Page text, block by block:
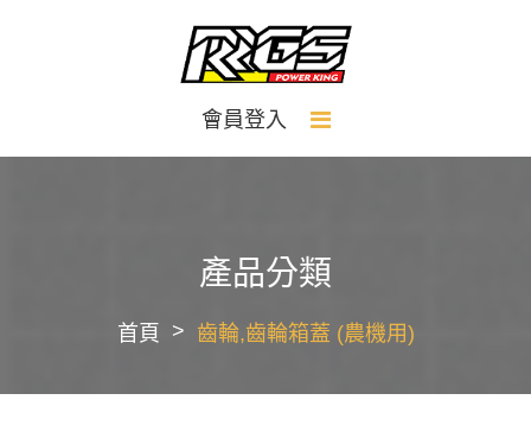
會員登入
產品分類
首頁 齒輪,齒輪箱蓋 (農機用)